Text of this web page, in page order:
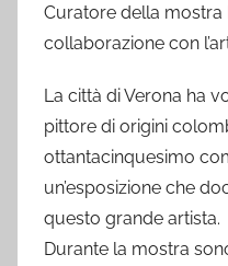
Curatore della mostra
collaborazione con
La città di Verona ha
pittore di origini
ottantacinquesimo
un’esposizione che
questo grande artista.
Durante la mostra